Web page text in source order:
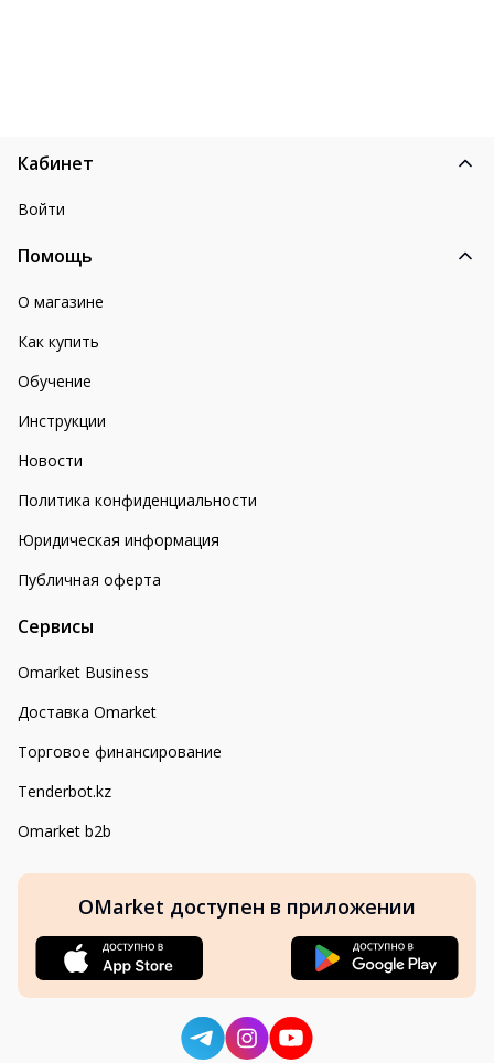
Кабинет
Войти
Помощь
О магазине
Как купить
Обучение
Инструкции
Новости
Политика конфиденциальности
Юридическая информация
Публичная оферта
Сервисы
Omarket Business
Доставка Omarket
Торговое финансирование
Tenderbot.kz
Omarket b2b
OMarket доступен в приложении